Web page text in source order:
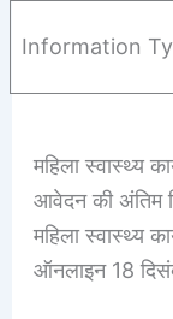
Information
महिला स्वास्थ्य
आवेदन की अंतिम
महिला स्वास्थ्य
ऑनलाइन 18